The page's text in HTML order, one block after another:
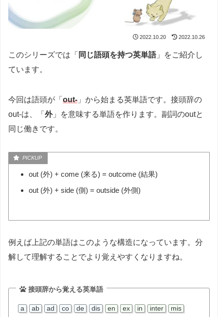
2022.10.20 2022.10.26
このシリーズでは「 同じ語頭を持つ英単語」をご紹介し
ています。
今回は語頭が「 out- 」から始まる英単語です。接頭辞の
out-は、「 外」を意味する単語を作ります。副詞のoutと
同じ働きです。
out (外) + come (来る) = outcome (結果)
out (外) + side (側) = outside (外側)
例えば上記の単語はこのような構造になっています。分
解して理解することでより覚えやすくなりますね。
接頭辞から覚える英単語
a ab ad co de dis en ex in inter mis